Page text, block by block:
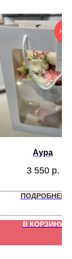
Аура
3 550 р.
ПОДРОБНЕЕ
В КОРЗИНУ